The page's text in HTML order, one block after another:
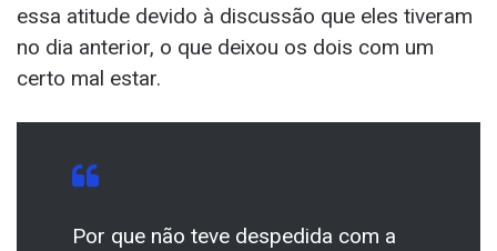
essa atitude devido à discussão que eles tiveram
no dia anterior, o que deixou os dois com um
certo mal estar.
Por que não teve despedida com a